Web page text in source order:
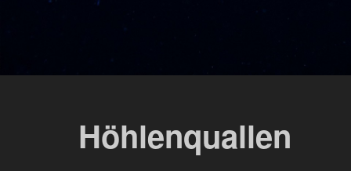
Höhlenquallen